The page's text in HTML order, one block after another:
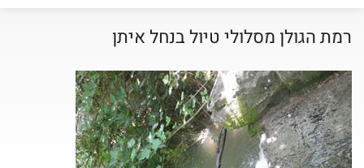
רמת הגולן מסלולי טיול בנחל איתן